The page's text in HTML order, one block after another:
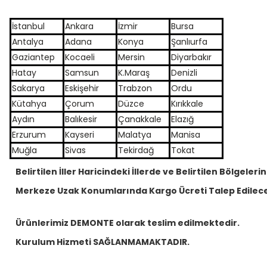
İstanbul Ankara İzmir
Bursa
Antalya
Adana Konya
Şanlıurfa
Gaziantep
Kocaeli Mersin
Diyarbakır
Hatay
Samsun K.Maraş
Denizli
Sakarya
Eskişehir Trabzon
Ordu
Kütahya
Çorum Düzce
Kırıkkale
Aydın
Balıkesir Çanakkale
Elazığ
Erzurum
Kayseri Malatya
Manisa
Muğla
Sivas Tekirdağ
Tokat
Belirtilen İller Haricindeki İllerde ve Belirtilen Bölgelerin
Merkeze Uzak Konumlarında Kargo Ücreti Talep
Ürünlerimiz DEMONTE olarak teslim edilmektedir.
Kurulum Hizmeti SAĞLANMAMAKTADIR.